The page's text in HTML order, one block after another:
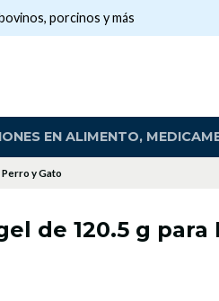
EN ALIMENTO,
porcinos y más
y Gato
de 120.5 g para